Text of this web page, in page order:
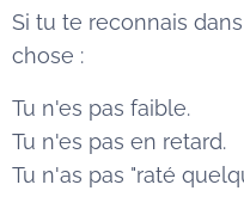
Si tu te reconnais
chose :
Tu n'es pas faible.
Tu n'es pas en retard.
Tu n'as pas "raté